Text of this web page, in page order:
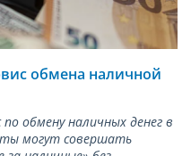
обмена наличной
обмену наличных денег в
могут совершать